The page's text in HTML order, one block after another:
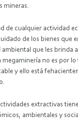
mineras.
de cualquier actividad
de los bienes que
que les brinda
megaminería no es por lo
y ello está
extractivas
ambientales y